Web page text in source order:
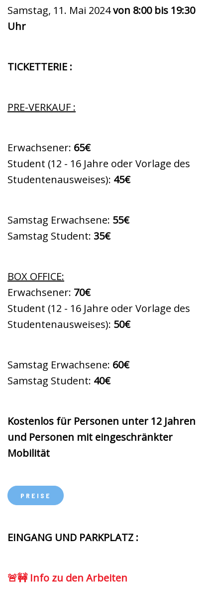
Samstag, 11. Mai 2024von 8:00 bis 19:30
Uhr
TICKETTERIE :
PRE-VERKAUF :
Erwachsener: 65€
Student (12 - 16 Jahre oder Vorlage des
Studentenausweises): 45€
Samstag Erwachsene: 55€
Samstag Student: 35€
BOX OFFICE:
Erwachsener: 70€
Student (12 - 16 Jahre oder Vorlage des
Studentenausweises): 50€
Samstag Erwachsene: 60€
Samstag Student: 40€
Kostenlos für Personen unter 12 Jahren
und Personen mit eingeschränkter
Mobilität
PREISE
EINGANG UND PARKPLATZ :
🚨🚧 Info zu den Arbeiten